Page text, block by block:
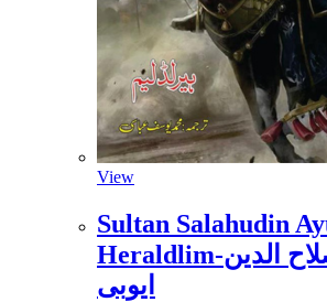
View
Sultan Salahudin
Heraldlim-سلطان صلاح الدین
ایوبی